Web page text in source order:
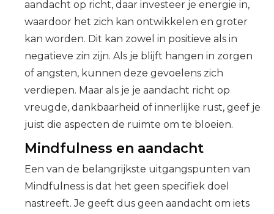
aandacht op richt, daar investeer je energie in,
waardoor het zich kan ontwikkelen en groter
kan worden. Dit kan zowel in positieve als in
negatieve zin zijn. Als je blijft hangen in zorgen
of angsten, kunnen deze gevoelens zich
verdiepen. Maar als je je aandacht richt op
vreugde, dankbaarheid of innerlijke rust, geef je
juist die aspecten de ruimte om te bloeien.
Mindfulness en aandacht
Een van de belangrijkste uitgangspunten van
Mindfulness is dat het geen specifiek doel
nastreeft. Je geeft dus geen aandacht om iets